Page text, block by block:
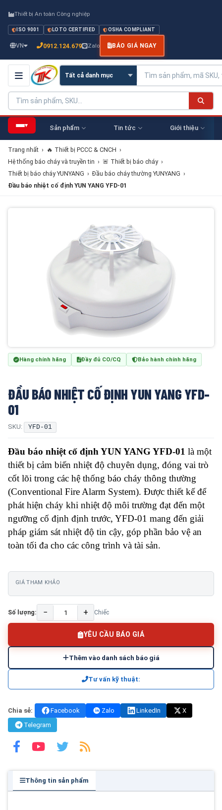
Thiết bị An toàn Công nghiệp
ISO 9001 LOTO CERTIFIED OSHA COMPLIANT
VN 0912.124.679 Zalo BÁO GIÁ NGAY
▾ Sản phẩm Tin tức Giới thiệu
Trang nhất › 🔥 Thiết bị PCCC & CNCH ›
Hệ thống báo cháy và truyền tin › 🚨 Thiết bị báo cháy ›
Thiết bị báo cháy YUNYANG › Đầu báo cháy thường YUNYANG ›
Đầu báo nhiệt cố định YUN YANG YFD-01
Hàng chính hãng Đầy đủ CO/CQ Bảo hành chính hãng
ĐẦU BÁO NHIỆT CỐ ĐỊNH YUN YANG YFD-
01
SKU: YFD-01
Đầu báo nhiệt cố định YUN YANG YFD-01 là một
thiết bị cảm biến nhiệt độ chuyên dụng, đóng vai trò
cốt lõi trong các hệ thống báo cháy thông thường
(Conventional Fire Alarm System). Được thiết kế để
phát hiện cháy khi nhiệt độ môi trường đạt đến một
ngưỡng cố định định trước, YFD-01 mang đến giải
pháp giám sát nhiệt độ tin cậy, góp phần bảo vệ an
toàn tối đa cho các công trình và tài sản.
GIÁ THAM KHẢO
Số lượng: − + Chiếc
YÊU CẦU BÁO GIÁ
Thêm vào danh sách báo giá
Tư vấn kỹ thuật:
Chia sẻ: Facebook Zalo LinkedIn
X
Telegram
Thông tin sản phẩm